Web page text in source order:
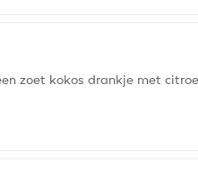
zoet kokos drankje met